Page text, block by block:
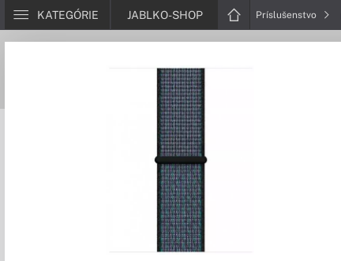
KATEGÓRIE JABLKO-SHOP Príslušenstvo